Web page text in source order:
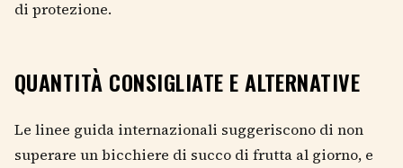
di protezione.
QUANTITÀ CONSIGLIATE E ALTERNATIVE
Le linee guida internazionali suggeriscono di non
superare un bicchiere di succo di frutta al giorno, e